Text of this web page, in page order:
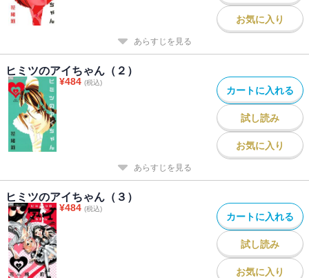
お気に入り
あらすじを見る
ヒミツのアイちゃん（２）
¥484 (税込)
カートに入れる
試し読み
お気に入り
あらすじを見る
ヒミツのアイちゃん（３）
¥484 (税込)
カートに入れる
試し読み
お気に入り